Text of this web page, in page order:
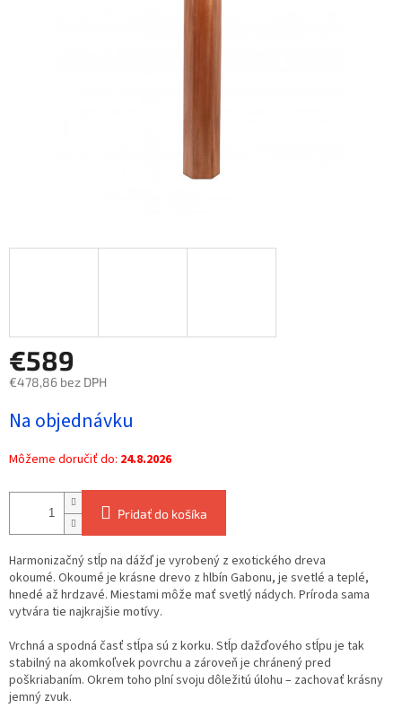
€589
€478,86 bez DPH
cena:
Na objednávku
Môžeme doručiť do: 24.8.2026
Pridať do košíka
Harmonizačný stĺp na dážď je vyrobený z exotického dreva
okoumé. Okoumé je krásne drevo z hlbín Gabonu, je svetlé a teplé,
hnedé až hrdzavé. Miestami môže mať svetlý nádych. Príroda sama
vytvára tie najkrajšie motívy.
Vrchná a spodná časť stĺpa sú z korku. Stĺp dažďového stĺpu je tak
stabilný na akomkoľvek povrchu a zároveň je chránený pred
poškriabaním. Okrem toho plní svoju dôležitú úlohu – zachovať krásny
jemný zvuk.